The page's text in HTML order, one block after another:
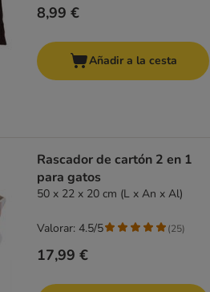
8,99 €
Añadir a la cesta
Rascador de cartón 2 en 1
para gatos
50 x 22 x 20 cm (L x An x Al)
17,99 €
Valorar: 4.5/5 (25)